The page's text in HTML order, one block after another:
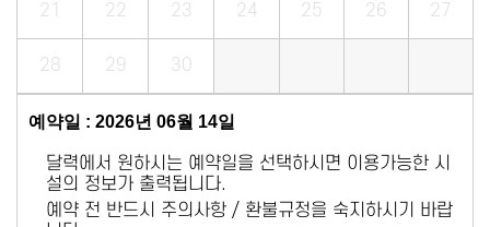
21 22 23 24 25 26 27
28 29 30
예약일 : 2026년 06월 14일
달력에서 원하시는 예약일을 선택하시면 이용가능한 시
설의 정보가 출력됩니다.
예약 전 반드시 주의사항 / 환불규정을 숙지하시기 바랍